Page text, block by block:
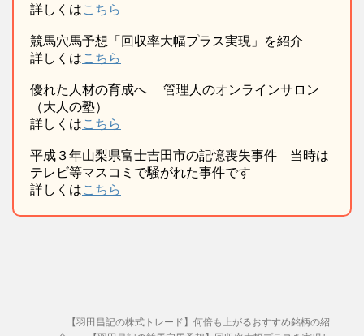
詳しくはこちら
競馬穴馬予想「回収率大幅プラス実現」を紹介
詳しくはこちら
優れた人材の育成へ 管理人のオンラインサロン
（大人の塾）
詳しくはこちら
平成３年山梨県富士吉田市の記憶喪失事件 当時は
テレビ等マスコミで騒がれた事件です
詳しくはこちら
【羽田昌記の株式トレード】何倍も上がるおすすめ銘柄の紹